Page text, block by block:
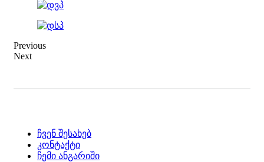
Previous
Next
ჩვენ შესახებ
კონტაქტი
ჩემი ანგარიში